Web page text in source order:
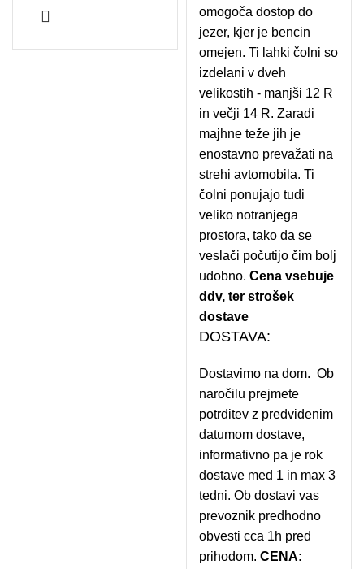
omogoča dostop do
jezer, kjer je bencin
omejen. Ti lahki čolni so
izdelani v dveh
velikostih - manjši 12 R
in večji 14 R. Zaradi
majhne teže jih je
enostavno prevažati na
strehi avtomobila. Ti
čolni ponujajo tudi
veliko notranjega
prostora, tako da se
veslači počutijo čim bolj
udobno. Cena vsebuje
ddv, ter strošek
dostave
DOSTAVA:
Dostavimo na dom. Ob
naročilu prejmete
potrditev z predvidenim
datumom dostave,
informativno pa je rok
dostave med 1 in max 3
tedni. Ob dostavi vas
prevoznik predhodno
obvesti cca 1h pred
prihodom. CENA: